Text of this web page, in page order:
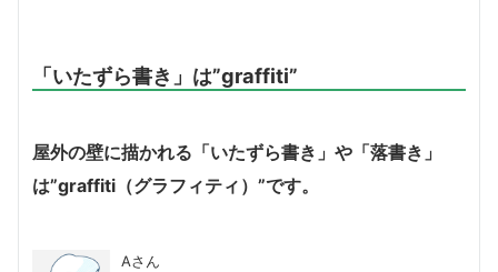
「いたずら書き」は”graffiti”
屋外の壁に描かれる「いたずら書き」や「落書き」
は”graffiti（グラフィティ）”です。
Aさん